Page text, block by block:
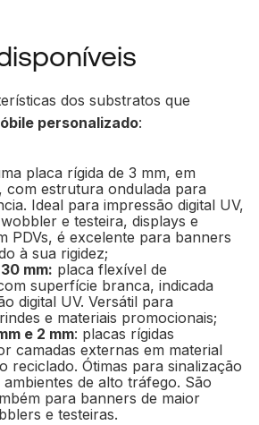
dos substratos que
personalizado:
placa rígida de 3 mm, em
com estrutura ondulada para
Ideal para impressão digital UV,
e testeira, displays e
PDVs, é excelente para banners
à sua rigidez;
mm: placa flexível de
superfície branca, indicada
digital UV. Versátil para
e materiais promocionais;
e 2 mm: placas rígidas
camadas externas em material
reciclado. Ótimas para sinalização
ambientes de alto tráfego. São
para banners de maior
e testeiras.